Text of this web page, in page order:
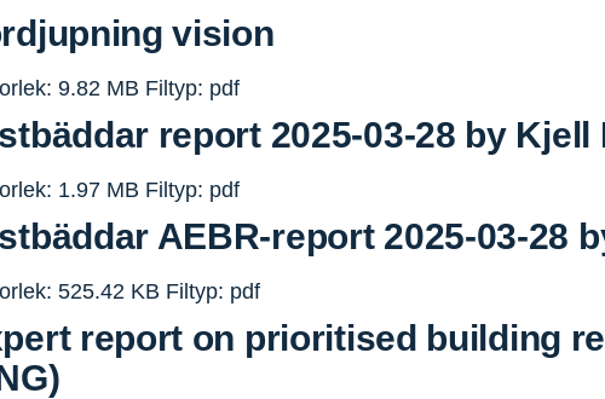
vision
9.82 MB Filtyp: pdf
report 2025-03-28 by
1.97 MB Filtyp: pdf
AEBR-report 2025-03-28
525.42 KB Filtyp: pdf
report on prioritised building